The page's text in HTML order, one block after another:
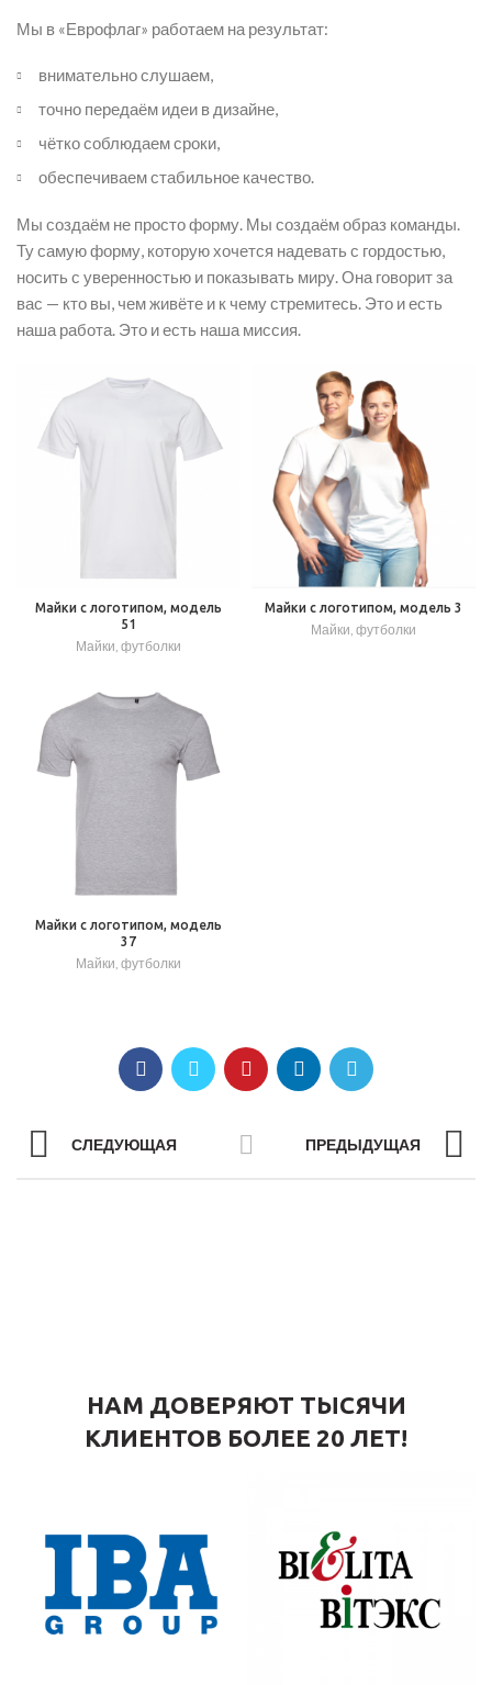
Мы в «Еврофлаг» работаем на результат:
внимательно слушаем,
точно передаём идеи в дизайне,
чётко соблюдаем сроки,
обеспечиваем стабильное качество.
Мы создаём не просто форму. Мы создаём образ команды.
Ту самую форму, которую хочется надевать с гордостью,
носить с уверенностью и показывать миру. Она говорит за
вас — кто вы, чем живёте и к чему стремитесь. Это и есть
наша работа. Это и есть наша миссия.
Майки с логотипом, модель
51
Майки, футболки
Майки с логотипом, модель 3
Майки, футболки
Майки с логотипом, модель
37
Майки, футболки
СЛЕДУЮЩАЯ ПРЕДЫДУЩАЯ
НАМ ДОВЕРЯЮТ ТЫСЯЧИ
КЛИЕНТОВ БОЛЕЕ 20 ЛЕТ!